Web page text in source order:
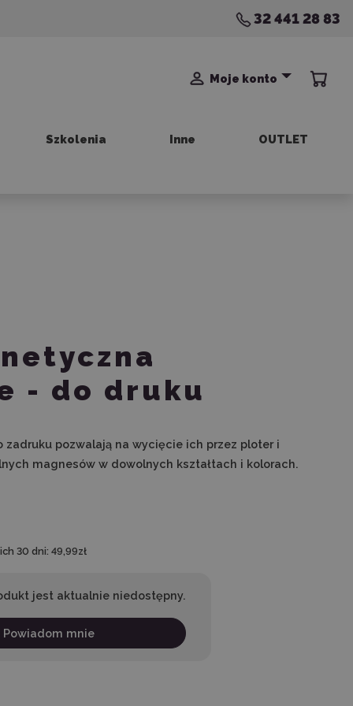
32 441 28 83
Moje konto
Szkolenia Inne OUTLET
- do druku
pozwalają na wycięcie ich przez ploter i
magnesów w dowolnych kształtach i kolorach.
30 dni: 49,99zł
jest aktualnie niedostępny.
Powiadom mnie